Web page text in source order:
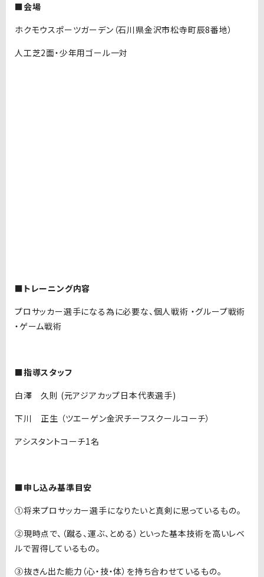
■会場
ホクモウスポーツガーデン（石川県金沢市松寺町辰8番地）
人工芝2面・少年用ゴール一対
■トレーニング内容
プロサッカー選手になる為に必要な、個人戦術 ・グループ戦術
・ゲーム戦術
■指導スタッフ
白澤 久則 (元アジアカップ日本代表選手)
下川 正生 （ツエーゲン金沢チーフスクールコーチ）
アシスタントコーチ1名
■申し込み基準目安
①将来プロサッカー選手になりたいと真剣に思っているもの。
②現時点で、（蹴る、運ぶ、とめる）といった基本技術を高いレベ
ルで習得しているもの。
③抜きん出た能力（心・技・体）を持ち合わせているもの。